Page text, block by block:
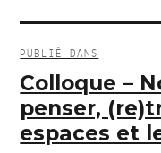
Navigation
de
l’article
PUBLIÉ DANS
Colloque –
penser,
espaces et